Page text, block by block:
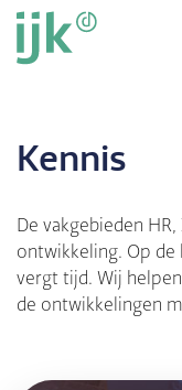
Overslaan
naar
gaan
Kennis
De vakgebieden
ontwikkeling. Op
vergt tijd. Wij
de ontwikkelingen